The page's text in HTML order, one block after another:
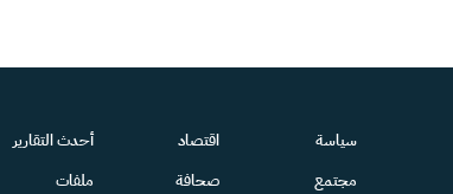
سياسة
مجتمع
اقتصاد
صحافة
أحدث التقارير
ملفات